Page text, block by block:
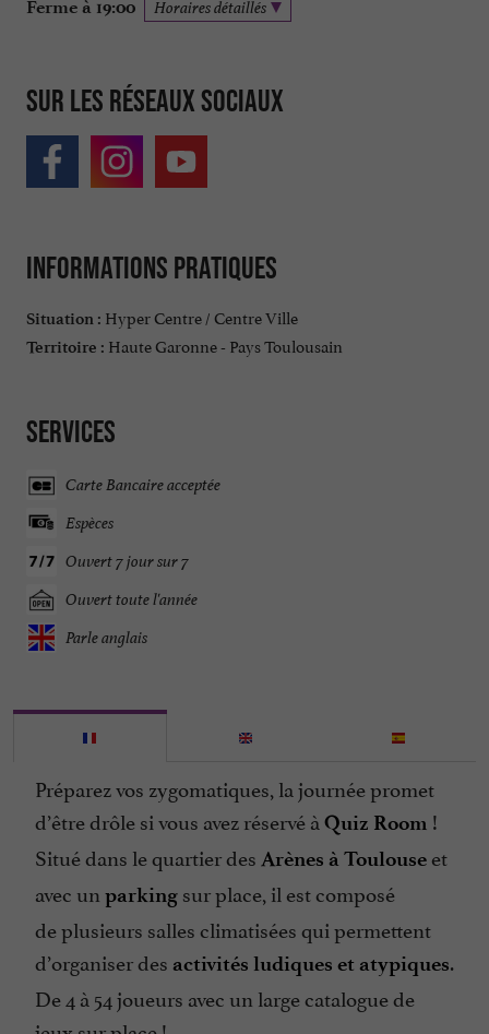
Ferme à 19:00 Horaires détaillés
Sur les réseaux sociaux
Informations pratiques
Situation : Hyper Centre / Centre Ville
Territoire : Haute Garonne - Pays Toulousain
Services
Carte Bancaire acceptée
Espèces
Ouvert 7 jour sur 7
Ouvert toute l'année
Parle anglais
Préparez vos zygomatiques, la journée promet
d’être drôle si vous avez réservé à Quiz Room !
Situé dans le quartier des Arènes à Toulouse et
avec un parking sur place, il est composé
de plusieurs salles climatisées qui permettent
d’organiser des activités ludiques et atypiques.
De 4 à 54 joueurs avec un large catalogue de